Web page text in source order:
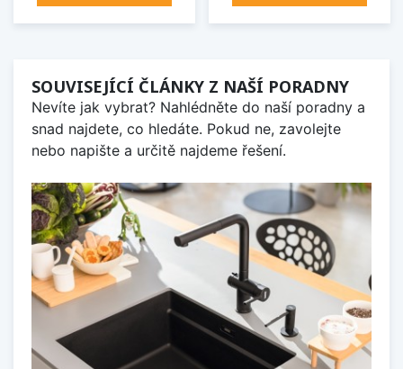
SOUVISEJÍCÍ ČLÁNKY Z NAŠÍ PORADNY
Nevíte jak vybrat? Nahlédněte do naší poradny a
snad najdete, co hledáte. Pokud ne, zavolejte
nebo napište a určitě najdeme řešení.